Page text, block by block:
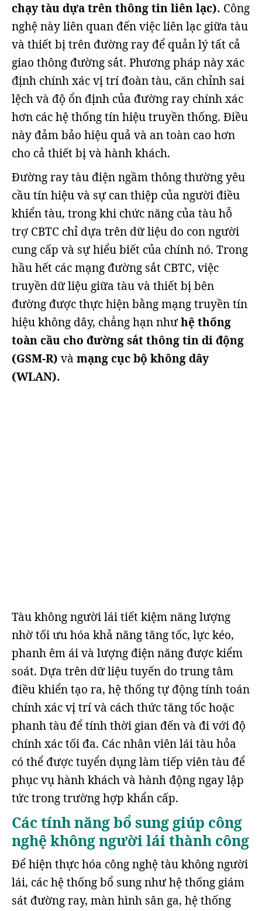
chạy tàu dựa trên thông tin liên lạc). Công
nghệ này liên quan đến việc liên lạc giữa tàu
và thiết bị trên đường ray để quản lý tất cả
giao thông đường sắt. Phương pháp này xác
định chính xác vị trí đoàn tàu, căn chỉnh sai
lệch và độ ổn định của đường ray chính xác
hơn các hệ thống tín hiệu truyền thống. Điều
này đảm bảo hiệu quả và an toàn cao hơn
cho cả thiết bị và hành khách.
Đường ray tàu điện ngầm thông thường yêu
cầu tín hiệu và sự can thiệp của người điều
khiển tàu, trong khi chức năng của tàu hỗ
trợ CBTC chỉ dựa trên dữ liệu do con người
cung cấp và sự hiểu biết của chính nó. Trong
hầu hết các mạng đường sắt CBTC, việc
truyền dữ liệu giữa tàu và thiết bị bên
đường được thực hiện bằng mạng truyền tín
hiệu không dây, chẳng hạn nhưhệ thống
toàn cầu cho đường sắt thông tin di động
(GSM-R) và mạng cục bộ không dây
(WLAN).
Tàu không người lái tiết kiệm năng lượng
nhờ tối ưu hóa khả năng tăng tốc, lực kéo,
phanh êm ái và lượng điện năng được kiểm
soát. Dựa trên dữ liệu tuyến do trung tâm
điều khiển tạo ra, hệ thống tự động tính toán
chính xác vị trí và cách thức tăng tốc hoặc
phanh tàu để tính thời gian đến và đi với độ
chính xác tối đa. Các nhân viên lái tàu hỏa
có thể được tuyển dụng làm tiếp viên tàu để
phục vụ hành khách và hành động ngay lập
tức trong trường hợp khẩn cấp.
Các tính năng bổ sung giúp công
nghệ không người lái thành công
Để hiện thực hóa công nghệ tàu không người
lái, các hệ thống bổ sung như hệ thống giám
sát đường ray, màn hình sân ga, hệ thống